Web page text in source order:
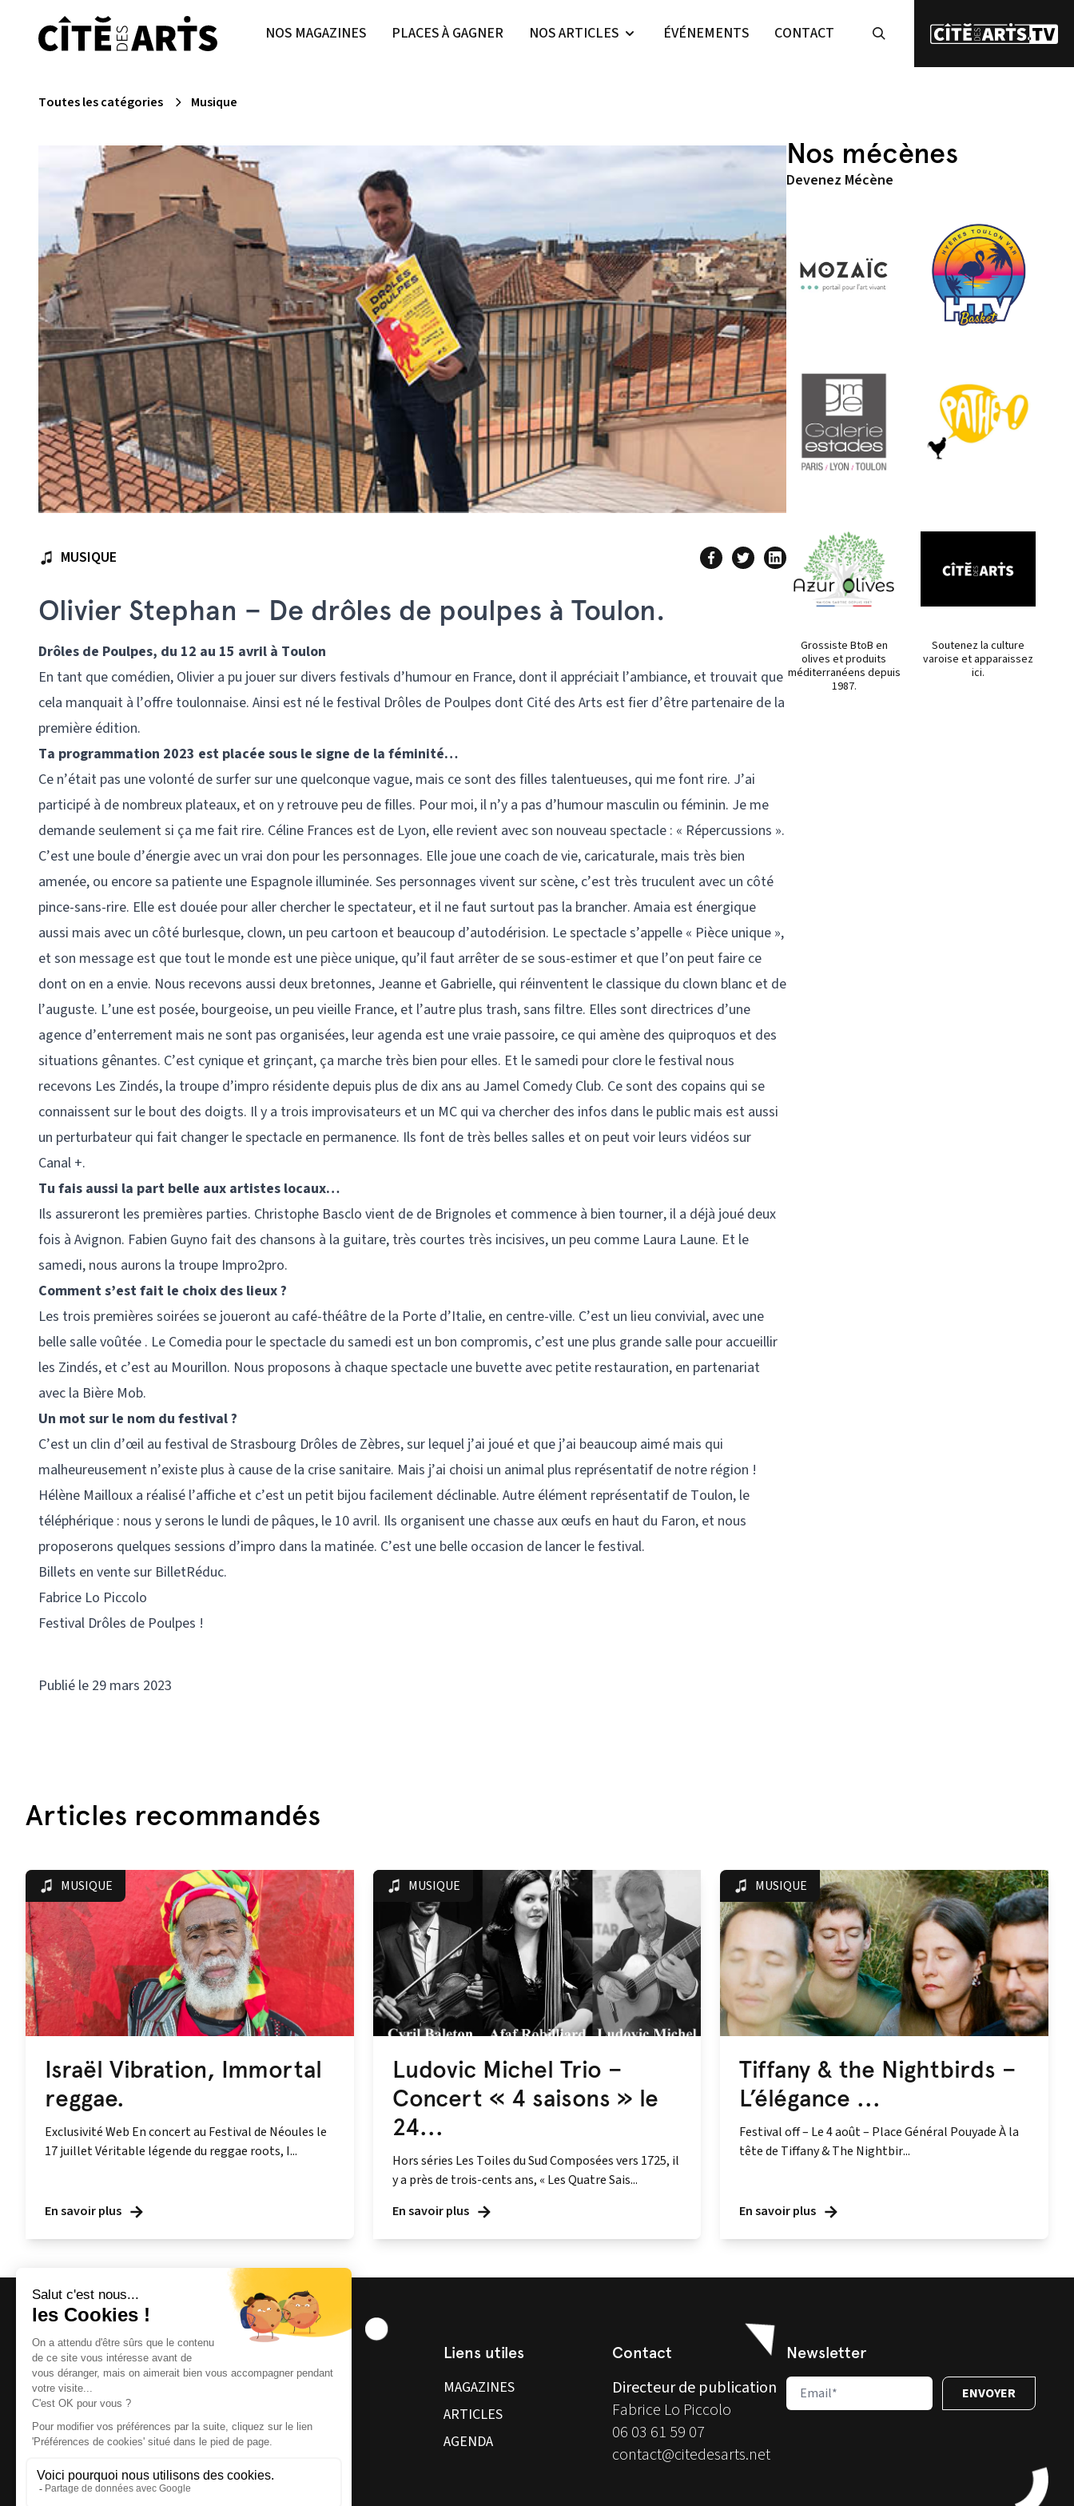
NOS MAGAZINES PLACES À GAGNER NOS ARTICLES ÉVÉNEMENTS CONTACT
Toutes les catégories Musique
MUSIQUE
Olivier Stephan – De drôles de poulpes à Toulon.
Drôles de Poulpes, du 12 au 15 avril à Toulon
En tant que comédien, Olivier a pu jouer sur divers festivals d’humour en France, dont il appréciait l’ambiance, et trouvait que
cela manquait à l’offre toulonnaise. Ainsi est né le festival Drôles de Poulpes dont Cité des Arts est fier d’être partenaire de la
première édition.
Ta programmation 2023 est placée sous le signe de la féminité…
Ce n’était pas une volonté de surfer sur une quelconque vague, mais ce sont des filles talentueuses, qui me font rire. J’ai
participé à de nombreux plateaux, et on y retrouve peu de filles. Pour moi, il n’y a pas d’humour masculin ou féminin. Je me
demande seulement si ça me fait rire. Céline Frances est de Lyon, elle revient avec son nouveau spectacle : « Répercussions ».
C’est une boule d’énergie avec un vrai don pour les personnages. Elle joue une coach de vie, caricaturale, mais très bien
amenée, ou encore sa patiente une Espagnole illuminée. Ses personnages vivent sur scène, c’est très truculent avec un côté
pince-sans-rire. Elle est douée pour aller chercher le spectateur, et il ne faut surtout pas la brancher. Amaia est énergique
aussi mais avec un côté burlesque, clown, un peu cartoon et beaucoup d’autodérision. Le spectacle s’appelle « Pièce unique »,
et son message est que tout le monde est une pièce unique, qu’il faut arrêter de se sous-estimer et que l’on peut faire ce
dont on en a envie. Nous recevons aussi deux bretonnes, Jeanne et Gabrielle, qui réinventent le classique du clown blanc et de
l’auguste. L’une est posée, bourgeoise, un peu vieille France, et l’autre plus trash, sans filtre. Elles sont directrices d’une
agence d’enterrement mais ne sont pas organisées, leur agenda est une vraie passoire, ce qui amène des quiproquos et des
situations gênantes. C’est cynique et grinçant, ça marche très bien pour elles. Et le samedi pour clore le festival nous
recevons Les Zindés, la troupe d’impro résidente depuis plus de dix ans au Jamel Comedy Club. Ce sont des copains qui se
connaissent sur le bout des doigts. Il y a trois improvisateurs et un MC qui va chercher des infos dans le public mais est aussi
un perturbateur qui fait changer le spectacle en permanence. Ils font de très belles salles et on peut voir leurs vidéos sur
Canal +.
Tu fais aussi la part belle aux artistes locaux…
Ils assureront les premières parties. Christophe Basclo vient de de Brignoles et commence à bien tourner, il a déjà joué deux
fois à Avignon. Fabien Guyno fait des chansons à la guitare, très courtes très incisives, un peu comme Laura Laune. Et le
samedi, nous aurons la troupe Impro2pro.
Comment s’est fait le choix des lieux ?
Les trois premières soirées se joueront au café-théâtre de la Porte d’Italie, en centre-ville. C’est un lieu convivial, avec une
belle salle voûtée . Le Comedia pour le spectacle du samedi est un bon compromis, c’est une plus grande salle pour accueillir
les Zindés, et c’est au Mourillon. Nous proposons à chaque spectacle une buvette avec petite restauration, en partenariat
avec la Bière Mob.
Un mot sur le nom du festival ?
C’est un clin d’œil au festival de Strasbourg Drôles de Zèbres, sur lequel j’ai joué et que j’ai beaucoup aimé mais qui
malheureusement n’existe plus à cause de la crise sanitaire. Mais j’ai choisi un animal plus représentatif de notre région !
Hélène Mailloux a réalisé l’affiche et c’est un petit bijou facilement déclinable. Autre élément représentatif de Toulon, le
téléphérique : nous y serons le lundi de pâques, le 10 avril. Ils organisent une chasse aux œufs en haut du Faron, et nous
proposerons quelques sessions d’impro dans la matinée. C’est une belle occasion de lancer le festival.
Billets en vente sur BilletRéduc.
Fabrice Lo Piccolo
Festival Drôles de Poulpes !
Publié le 29 mars 2023
Nos mécènes
Devenez Mécène
Grossiste BtoB en
olives et produits
méditerranéens depuis
1987.
Soutenez la culture
varoise et apparaissez
ici.
Articles recommandés
MUSIQUE
Israël Vibration, Immortal
reggae.
Exclusivité Web En concert au Festival de Néoules le
17 juillet Véritable légende du reggae roots, I...
En savoir plus
MUSIQUE
Ludovic Michel Trio –
Concert « 4 saisons » le
24...
Hors séries Les Toiles du Sud Composées vers 1725, il
y a près de trois-cents ans, « Les Quatre Sais...
En savoir plus
MUSIQUE
Tiffany & the Nightbirds –
L’élégance ...
Festival off – Le 4 août – Place Général Pouyade À la
tête de Tiffany & The Nightbir...
En savoir plus
Magazine et site internet culturels varois.
Liens utiles
MAGAZINES
ARTICLES
AGENDA
Contact
Directeur de publication
Fabrice Lo Piccolo
06 03 61 59 07
contact@citedesarts.net
Newsletter